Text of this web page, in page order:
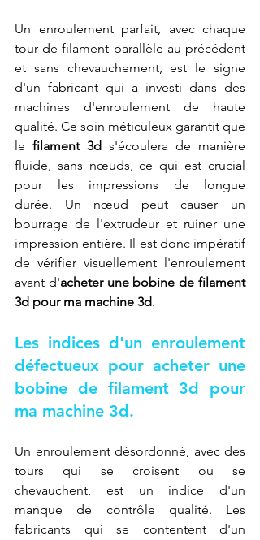
Un enroulement parfait, avec chaque
tour de filament parallèle au précédent
et sans chevauchement, est le signe
d'un fabricant qui a investi dans des
machines d'enroulement de haute
qualité. Ce soin méticuleux garantit que
le filament 3d s'écoulera de manière
fluide, sans nœuds, ce qui est crucial
pour les impressions de longue
durée. Un nœud peut causer un
bourrage de l'extrudeur et ruiner une
impression entière. Il est donc impératif
de vérifier visuellement l'enroulement
avant d'acheter une bobine de filament
3d pour ma machine 3d.
Les indices d'un enroulement
défectueux pour acheter une
bobine de filament 3d pour
ma machine 3d.
Un enroulement désordonné, avec des
tours qui se croisent ou se
chevauchent, est un indice d'un
manque de contrôle qualité. Les
fabricants qui se contentent d'un